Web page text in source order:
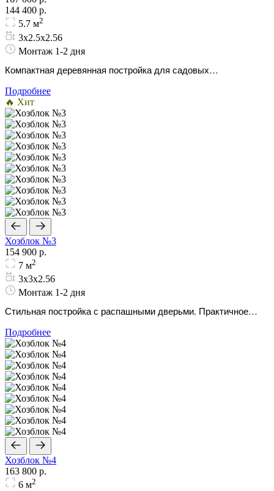
144 400 р.
5.7 м2
3х2.5х2.56
Монтаж 1-2 дня
Компактная деревянная постройка для садовых
загородного комфорта.
Подробнее
🔥 Хит
Хозблок №3
154 900 р.
7 м2
3х3х2.56
Монтаж 1-2 дня
Стильная постройка с распашными дверьми. Практичное
Подробнее
Хозблок №4
163 800 р.
6 м2